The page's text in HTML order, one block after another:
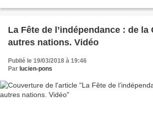
La Fête de l’indépendance : de la
autres nations. Vidéo
Publié le 19/03/2018 à 19:46
Par lucien-pons